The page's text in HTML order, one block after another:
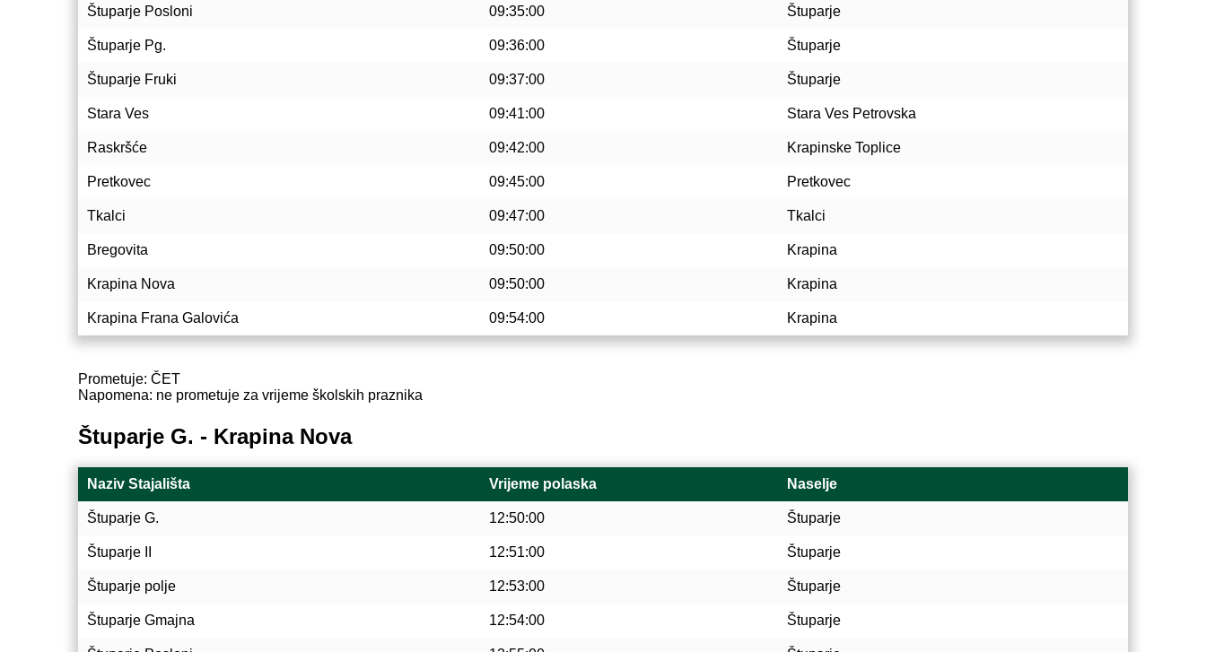
Štuparje Posloni 09:35:00 Štuparje
Štuparje Pg. 09:36:00 Štuparje
Štuparje Fruki 09:37:00 Štuparje
Stara Ves 09:41:00 Stara Ves Petrovska
Raskršće 09:42:00 Krapinske Toplice
Pretkovec 09:45:00 Pretkovec
Tkalci 09:47:00 Tkalci
Bregovita 09:50:00 Krapina
Krapina Nova 09:50:00 Krapina
Krapina Frana Galovića 09:54:00 Krapina
Prometuje: ČET
Napomena: ne prometuje za vrijeme školskih praznika
Štuparje G. - Krapina Nova
Naziv Stajališta Vrijeme polaska Naselje
Štuparje G. 12:50:00 Štuparje
Štuparje II 12:51:00 Štuparje
Štuparje polje 12:53:00 Štuparje
Štuparje Gmajna 12:54:00 Štuparje